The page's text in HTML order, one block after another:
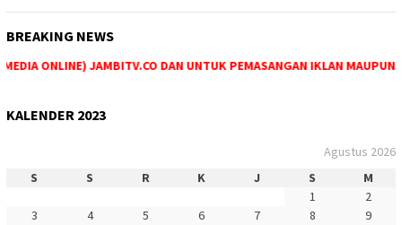
BREAKING NEWS
ONLINE) JAMBITV.CO DAN UNTUK PEMASANGAN IKLAN MAUPUN
KALENDER 2023
Agustus 2026
S
S R K J S
M
1
2
3
4 5 6 7 8
9